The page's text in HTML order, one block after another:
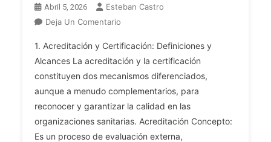
En
Sanitario
De
Andalucía.
Abril 5, 2026
Esteban Castro
Deja Un Comentario
ADM
GRAL.
Tema
99.
Acreditación
Y
Calidad
1. Acreditación y Certificación: Definiciones y
Alcances La acreditación y la certificación
constituyen dos mecanismos diferenciados,
aunque a menudo complementarios, para
reconocer y garantizar la calidad en las
organizaciones sanitarias. Acreditación Concepto:
Es un proceso de evaluación externa,